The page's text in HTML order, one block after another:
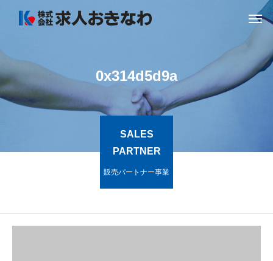
0x314d5d9a
SALES
PARTNER
販売パートナー事業